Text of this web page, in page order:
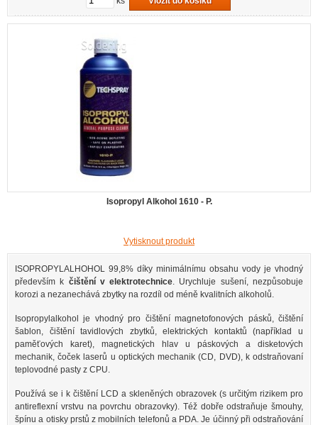
Isopropyl Alkohol 1610 - P.
Vytisknout produkt
ISOPROPYLALHOHOL 99,8% díky minimálnímu obsahu vody je vhodný
především k čištění v elektrotechnice. Urychluje sušení, nezpůsobuje
korozi a nezanechává zbytky na rozdíl od méně kvalitních alkoholů.
Isopropylalkohol je vhodný pro čištění magnetofonových pásků, čištění
šablon, čištění tavidlových zbytků, elektrických kontaktů (například u
paměťových karet), magnetických hlav u páskových a disketových
mechanik, čoček laserů u optických mechanik (CD, DVD), k odstraňovaní
teplovodné pasty z CPU.
Používá se i k čištění LCD a skleněných obrazovek (s určitým rizikem pro
antireflexní vrstvu na povrchu obrazovky). Též dobře odstraňuje šmouhy,
špínu a otisky prstů z mobilních telefonů a PDA. Je účinný při odstraňování